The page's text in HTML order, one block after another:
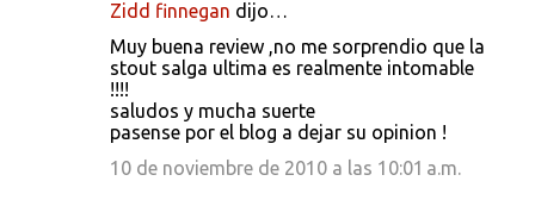
Zidd finnegan dijo…
Muy buena review ,no me sorprendio que la
stout salga ultima es realmente intomable
!!!!
saludos y mucha suerte
pasense por el blog a dejar su opinion !
10 de noviembre de 2010 a las 10:01 a.m.